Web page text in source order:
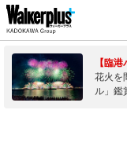
【臨
花火を
ル」鑑